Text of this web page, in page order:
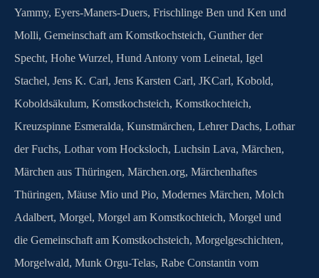
Yammy, Eyers-Maners-Duers, Frischlinge Ben und Ken und
Molli, Gemeinschaft am Komstkochsteich, Gunther der
Specht, Hohe Wurzel, Hund Antony vom Leinetal, Igel
Stachel, Jens K. Carl, Jens Karsten Carl, JKCarl, Kobold,
Koboldsäkulum, Komstkochsteich, Komstkochteich,
Kreuzspinne Esmeralda, Kunstmärchen, Lehrer Dachs, Lothar
der Fuchs, Lothar vom Hocksloch, Luchsin Lava, Märchen,
Märchen aus Thüringen, Märchen.org, Märchenhaftes
Thüringen, Mäuse Mio und Pio, Modernes Märchen, Molch
Adalbert, Morgel, Morgel am Komstkochteich, Morgel und
die Gemeinschaft am Komstkochsteich, Morgelgeschichten,
Morgelwald, Munk Orgu-Telas, Rabe Constantin vom